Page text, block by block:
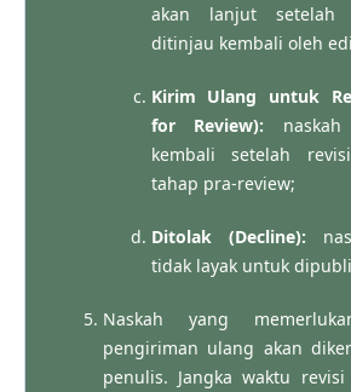
akan lanjut setelah
ditinjau kembali oleh
Kirim Ulang untuk
for Review): naskah
kembali setelah
tahap pra-review;
Ditolak (Decline):
tidak layak untuk
Naskah yang
pengiriman ulang akan
penulis. Jangka waktu